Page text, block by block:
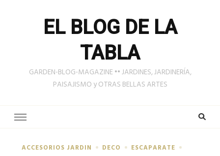
EL BLOG DE LA
TABLA
GARDEN-BLOG-MAGAZINE •• JARDINES, JARDINERÍA,
PAISAJISMO y OTRAS BELLAS ARTES
ACCESORIOS JARDIN DECO
ESCAPARATE